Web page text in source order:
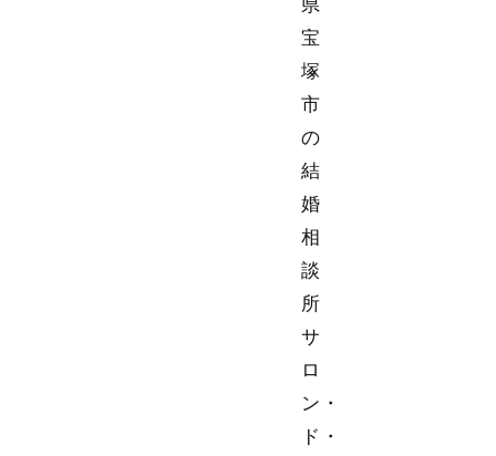
宝
塚
市
の
結
婚
相
談
所
サ
ロ
ン・
ド・